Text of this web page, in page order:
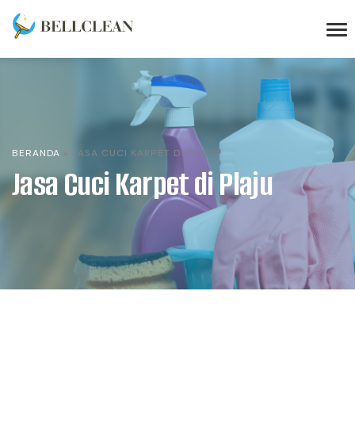
BERANDA JASA CUCI KARPET DI PLAJU
Jasa Cuci Karpet di Plaju